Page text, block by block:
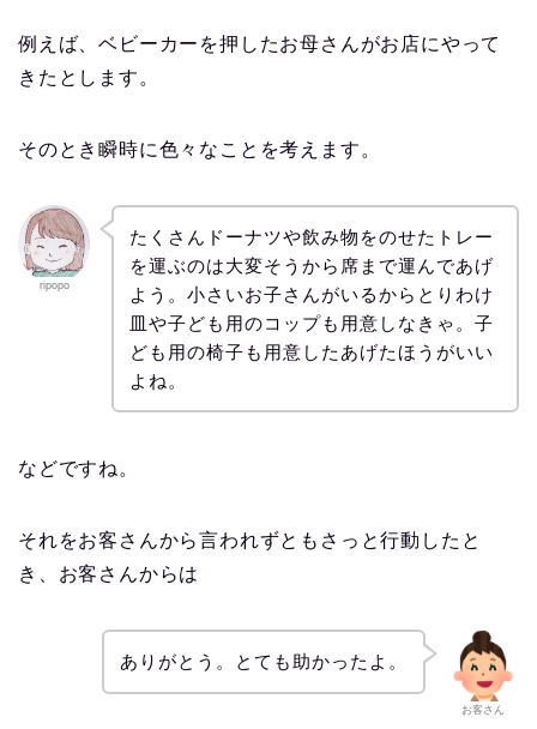
例えば、ベビーカーを押したお母さんがお店にやって
きたとします。
そのとき瞬時に色々なことを考えます。
ripopo
たくさんドーナツや飲み物をのせたトレー
を運ぶのは大変そうから席まで運んであげ
よう。小さいお子さんがいるからとりわけ
皿や子ども用のコップも用意しなきゃ。子
ども用の椅子も用意したあげたほうがいい
よね。
などですね。
それをお客さんから言われずともさっと行動したと
き、お客さんからは
お客さん
ありがとう。とても助かったよ。